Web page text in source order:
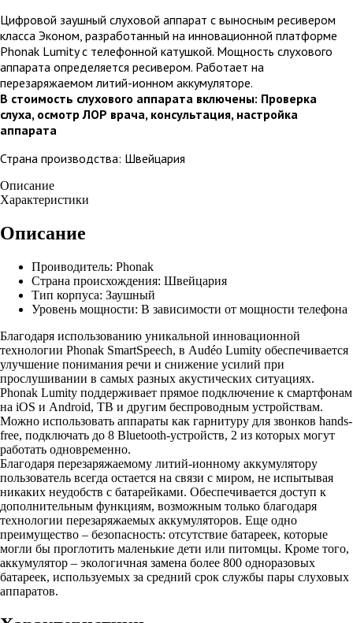
Цифровой заушный слуховой аппарат с выносным ресивером
класса Эконом, разработанный на инновационной платформе
Phonak Lumity с телефонной катушкой. Мощность слухового
аппарата определяется ресивером. Работает на
перезаряжаемом литий-ионном аккумуляторе.
В стоимость слухового аппарата включены: Проверка
слуха, осмотр ЛОР врача, консультация, настройка
аппарата
Страна производства: Швейцария
Описание
Характеристики
Описание
Проиводитель: Phonak
Страна происхождения: Швейцария
Тип корпуса: Заушный
Уровень мощности: В зависимости от мощности телефона
Благодаря использованию уникальной инновационной
технологии Phonak SmartSpeech, в Audéo Lumity обеспечивается
улучшение понимания речи и снижение усилий при
прослушивании в самых разных акустических ситуациях.
Phonak Lumity поддерживает прямое подключение к смартфонам
на iOS и Android, ТВ и другим беспроводным устройствам.
Можно использовать аппараты как гарнитуру для звонков hands-
free, подключать до 8 Bluetooth-устройств, 2 из которых могут
работать одновременно.
Благодаря перезаряжаемому литий-ионному аккумулятору
пользователь всегда остается на связи с миром, не испытывая
никаких неудобств с батарейками. Обеспечивается доступ к
дополнительным функциям, возможным только благодаря
технологии перезаряжаемых аккумуляторов. Еще одно
преимущество – безопасность: отсутствие батареек, которые
могли бы проглотить маленькие дети или питомцы. Кроме того,
аккумулятор – экологичная замена более 800 одноразовых
батареек, используемых за средний срок службы пары слуховых
аппаратов.